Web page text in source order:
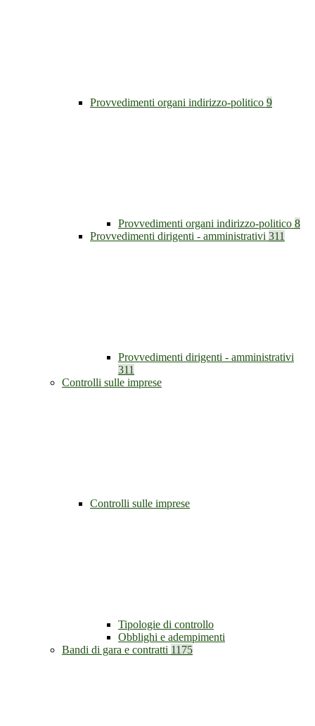
Provvedimenti organi indirizzo-politico 9
Provvedimenti organi indirizzo-politico 8
Provvedimenti dirigenti - amministrativi 311
Provvedimenti dirigenti - amministrativi
311
Controlli sulle imprese
Controlli sulle imprese
Tipologie di controllo
Obblighi e adempimenti
Bandi di gara e contratti 1175